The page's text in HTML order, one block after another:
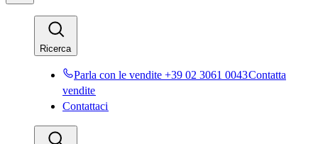
Ricerca​​
Parla con le vendite +39 02 3061 0043​​Contatta
vendite​​
Contattaci​​